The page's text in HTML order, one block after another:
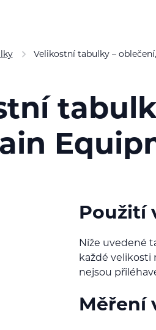
Velikostní tabulky –
Použití
Níže uvedené
každé velikosti
nejsou
Měření